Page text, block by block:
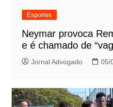
Esportes
Neymar provoca
e é chamado de
Jornal Advogado 05/